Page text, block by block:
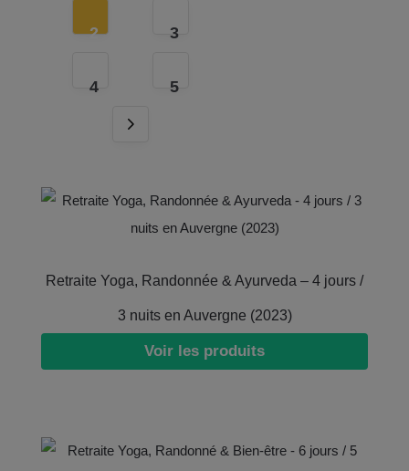
2 3
4 5
Retraite Yoga, Randonnée & Ayurveda – 4 jours /
3 nuits en Auvergne (2023)
Voir les produits